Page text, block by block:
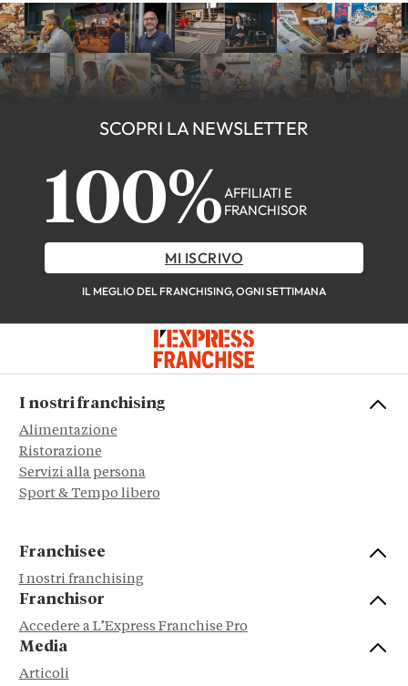
SCOPRI LA NEWSLETTER
100% AFFILIATI E
FRANCHISOR
MI ISCRIVO
IL MEGLIO DEL FRANCHISING, OGNI SETTIMANA
I nostri franchising
Alimentazione
Ristorazione
Servizi alla persona
Sport & Tempo libero
Franchisee
I nostri franchising
Franchisor
Accedere a L’Express Franchise Pro
Media
Articoli